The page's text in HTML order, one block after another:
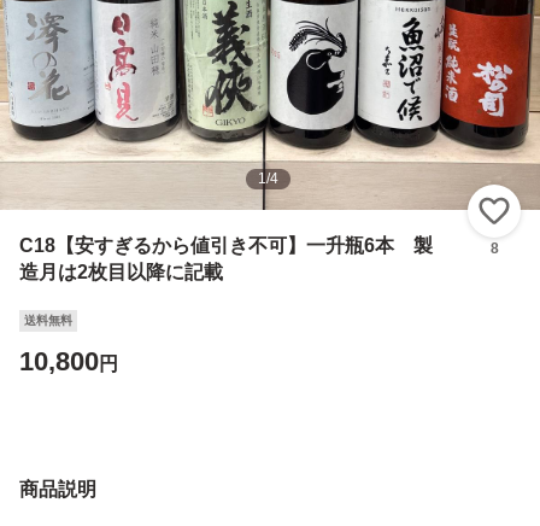
1/4
C18【安すぎるから値引き不可】一升瓶6本 製
造月は2枚目以降に記載
8
送料無料
10,800円
商品説明